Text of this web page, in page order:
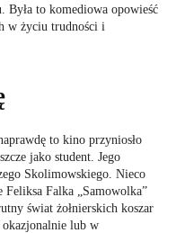
to komediowa opowieść
w życiu trudności i
to kino przyniosło
jako student. Jego
Skolimowskiego. Nieco
Falka „Samowolka”
świat żołnierskich koszar
okazjonalnie lub w